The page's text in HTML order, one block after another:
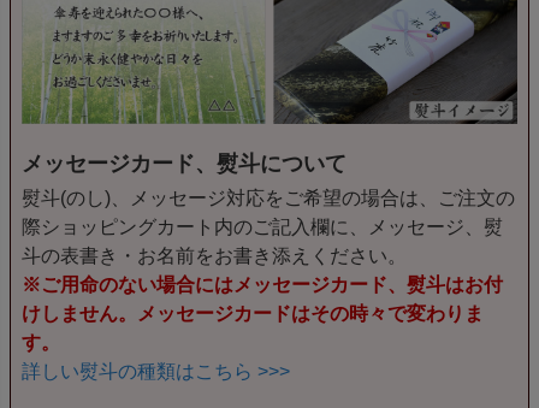
メッセージカード、熨斗について
熨斗(のし)、メッセージ対応をご希望の場合は、ご注文の
際ショッピングカート内のご記入欄に、メッセージ、熨
斗の表書き・お名前をお書き添えください。
※ご用命のない場合にはメッセージカード、熨斗はお付
けしません。メッセージカードはその時々で変わりま
す。
詳しい熨斗の種類はこちら >>>